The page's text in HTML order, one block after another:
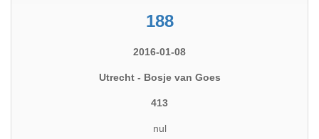
188
2016-01-08
Utrecht - Bosje van Goes
413
nul